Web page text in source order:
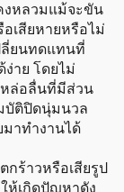
หลวมแม้จะขัน
เสียหายหรือไม่
ลี่ยนทดแทนที่
ง่าย โดยไม่
หล่อลื่นที่มีส่วน
ติปิดนุ่มนวล
าทำงานได้
กร้าวหรือเสียรูป
ห้เกิดปัญหาดัง